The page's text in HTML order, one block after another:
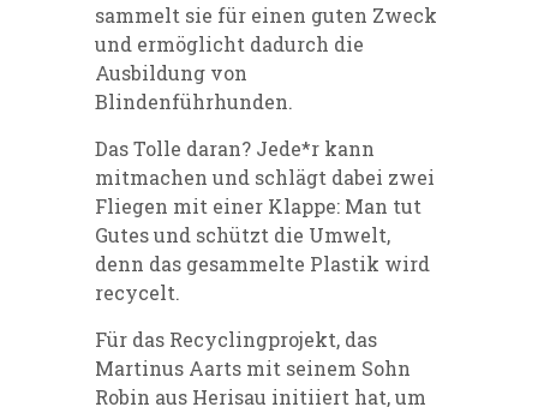
sammelt sie für einen guten Zweck
und ermöglicht dadurch die
Ausbildung von
Blindenführhunden.
Das Tolle daran? Jede*r kann
mitmachen und schlägt dabei zwei
Fliegen mit einer Klappe: Man tut
Gutes und schützt die Umwelt,
denn das gesammelte Plastik wird
recycelt.
Für das Recyclingprojekt, das
Martinus Aarts mit seinem Sohn
Robin aus Herisau initiiert hat, um